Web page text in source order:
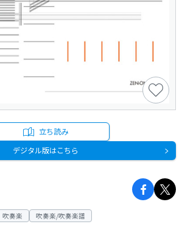
立ち読み
デジタル版はこちら
吹奏楽 吹奏楽/吹奏楽譜